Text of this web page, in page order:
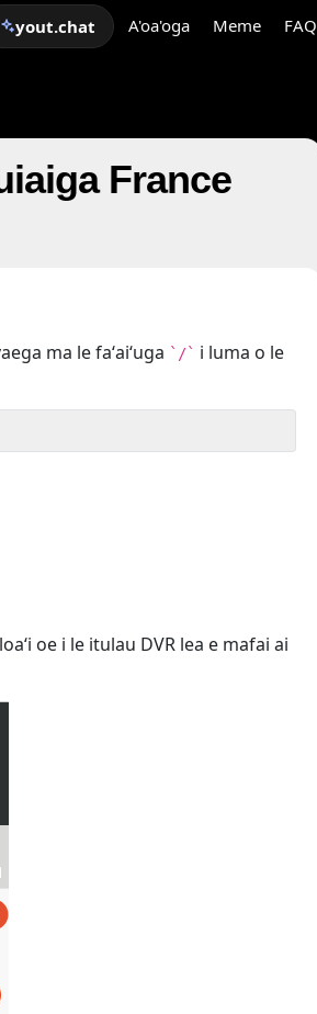
yout.chat A'oa'oga Meme FAQ
France
ma le faʻaiʻuga `/` i luma o le
oe i le itulau DVR lea e mafai ai